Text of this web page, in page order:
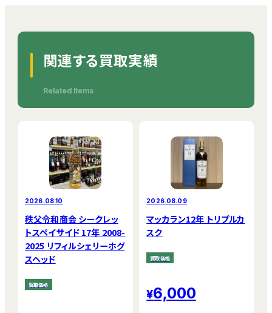
関連する買取実績
Related Items
2026.08.10
秩父令和商会 シークレッ
トスペイサイド 17年 2008-
2025 リフィルシェリーホグ
スヘッド
買取価格
2026.08.09
マッカラン12年 トリプルカ
スク
買取価格
6,000